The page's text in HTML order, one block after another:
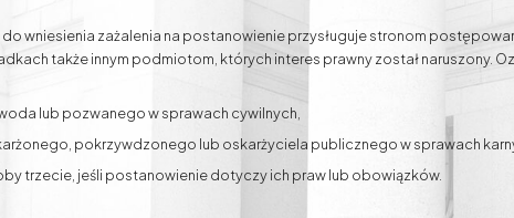
do wniesienia zażalenia na postanowienie przysługuje stronom
także innym podmiotom, których interes prawny został naruszony.
lub pozwanego w sprawach cywilnych,
pokrzywdzonego lub oskarżyciela publicznego w sprawach
trzecie, jeśli postanowienie dotyczy ich praw lub obowiązków.